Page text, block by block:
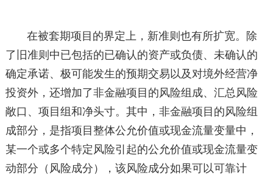
在被套期项目的界定上，新准则也有所扩宽。除
了旧准则中已包括的已确认的资产或负债、未确认的
确定承诺、极可能发生的预期交易以及对境外经营净
投资外，还增加了非金融项目的风险组成、汇总风险
敞口、项目组和净头寸。其中，非金融项目的风险组
成部分，是指项目整体公允价值或现金流量变量中，
某一个或多个特定风险引起的公允价值或现金流量变
动部分（风险成分），该风险成分如果可以可靠计